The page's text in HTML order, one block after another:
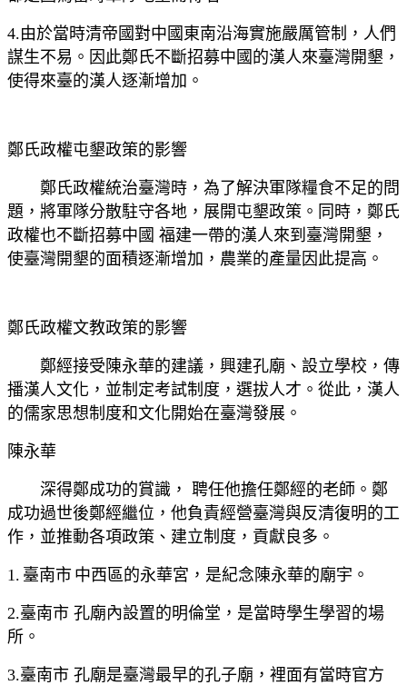
4.由於當時清帝國對中國東南沿海實施嚴厲管制，人們
謀生不易。因此鄭氏不斷招募中國的漢人來臺灣開墾，
使得來臺的漢人逐漸增加。
鄭氏政權屯墾政策的影響
鄭氏政權統治臺灣時，為了解決軍隊糧食不足的問
題，將軍隊分散駐守各地，展開屯墾政策。同時，鄭氏
政權也不斷招募中國 福建一帶的漢人來到臺灣開墾，
使臺灣開墾的面積逐漸增加，農業的產量因此提高。
鄭氏政權文教政策的影響
鄭經接受陳永華的建議，興建孔廟、設立學校，傳
播漢人文化，並制定考試制度，選拔人才。從此，漢人
的儒家思想制度和文化開始在臺灣發展。
陳永華
深得鄭成功的賞識， 聘任他擔任鄭經的老師。鄭
成功過世後鄭經繼位，他負責經營臺灣與反清復明的工
作，並推動各項政策、建立制度，貢獻良多。
1. 臺南市 中西區的永華宮，是紀念陳永華的廟宇。
2.臺南市 孔廟內設置的明倫堂，是當時學生學習的場
所。
3.臺南市 孔廟是臺灣最早的孔子廟，裡面有當時官方